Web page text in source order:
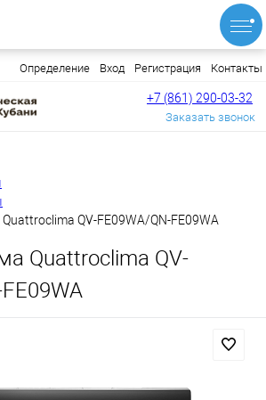
Определение Вход Регистрация Контакты
+7 (861) 290-03-32
Заказать звонок
QV-FE09WA/QN-FE09WA
Quattroclima QV-